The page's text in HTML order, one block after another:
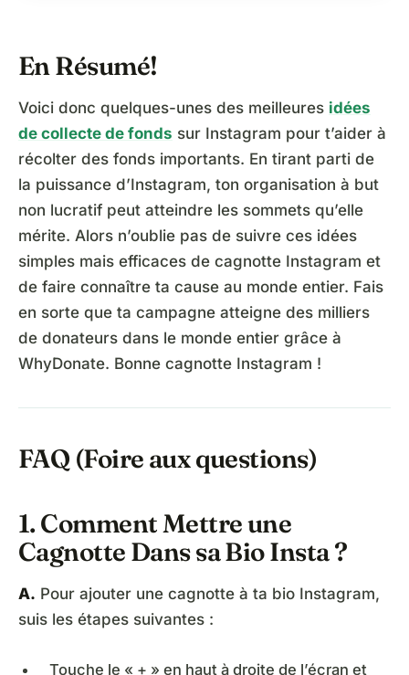
En Résumé!
Voici donc quelques-unes des meilleures idées
de collecte de fonds sur Instagram pour t’aider à
récolter des fonds importants. En tirant parti de
la puissance d’Instagram, ton organisation à but
non lucratif peut atteindre les sommets qu’elle
mérite. Alors n’oublie pas de suivre ces idées
simples mais efficaces de cagnotte Instagram et
de faire connaître ta cause au monde entier. Fais
en sorte que ta campagne atteigne des milliers
de donateurs dans le monde entier grâce à
WhyDonate. Bonne cagnotte Instagram !
FAQ (Foire aux questions)
1. Comment Mettre une
Cagnotte Dans sa Bio Insta ?
A. Pour ajouter une cagnotte à ta bio Instagram,
suis les étapes suivantes :
Touche le « + » en haut à droite de l’écran et